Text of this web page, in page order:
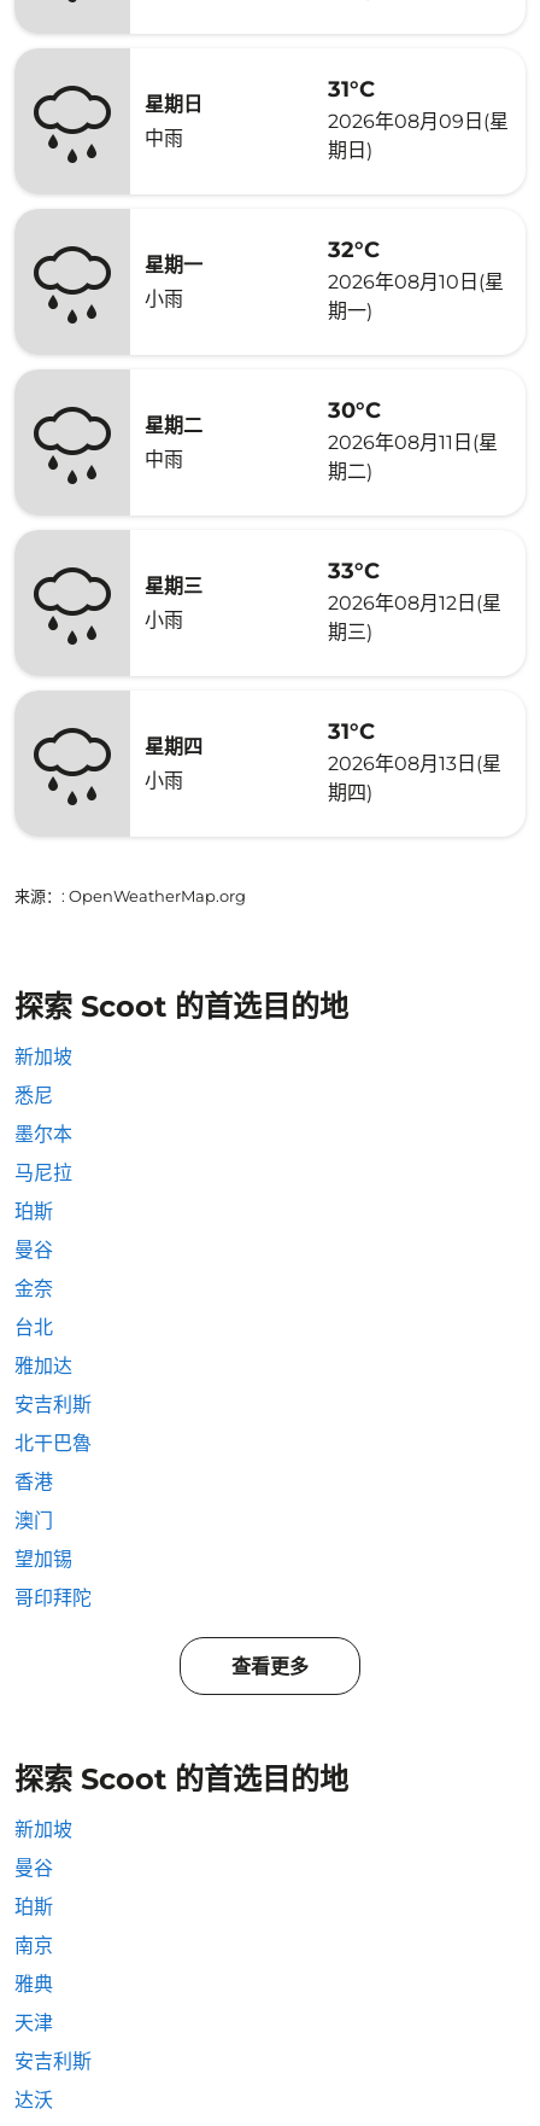
星期日
中雨
31°C
2026年08月09日(星
期日)
星期一
小雨
32°C
2026年08月10日(星
期一)
星期二
中雨
30°C
2026年08月11日(星
期二)
星期三
小雨
33°C
2026年08月12日(星
期三)
星期四
小雨
31°C
2026年08月13日(星
期四)
来源： : OpenWeatherMap.org
探索 Scoot 的首选目的地
新加坡
悉尼
墨尔本
马尼拉
珀斯
曼谷
金奈
台北
雅加达
安吉利斯
北干巴魯
香港
澳门
望加锡
哥印拜陀
查看更多
探索 Scoot 的首选目的地
新加坡
曼谷
珀斯
南京
雅典
天津
安吉利斯
达沃